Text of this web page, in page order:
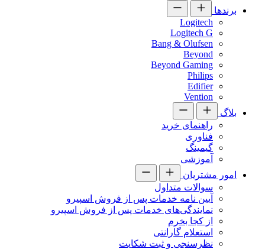
برندها
Logitech
Logitech G
Bang & Olufsen
Beyond
Beyond Gaming
Philips
Edifier
Vention
بلاگ
راهنمای خرید
فناوری
گیمینگ
آموزشی
امور مشتریان
سوالات متداول
آیین نامه خدمات پس از فروش اسپیرو
نمایندگی‌های خدمات پس از فروش اسپیرو
از کجا بخرم
استعلام گارانتی
نظرسنجی و ثبت شکایت